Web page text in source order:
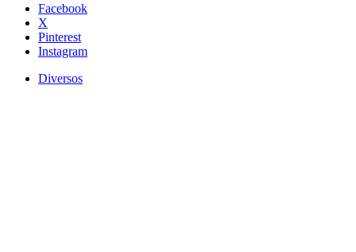
Facebook
X
Pinterest
Instagram
Diversos